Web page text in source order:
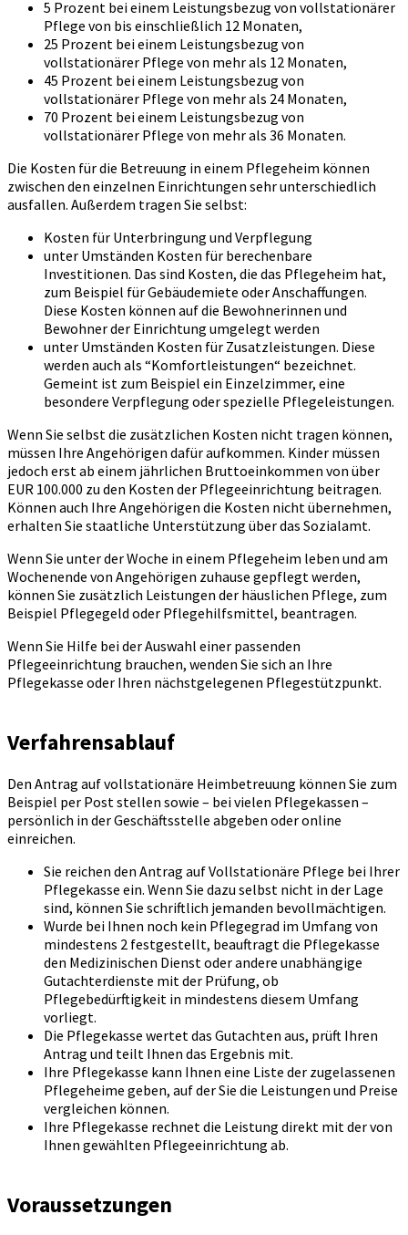
5 Prozent bei einem Leistungsbezug von vollstationärer
Pflege von bis einschließlich 12 Monaten,
25 Prozent bei einem Leistungsbezug von
vollstationärer Pflege von mehr als 12 Monaten,
45 Prozent bei einem Leistungsbezug von
vollstationärer Pflege von mehr als 24 Monaten,
70 Prozent bei einem Leistungsbezug von
vollstationärer Pflege von mehr als 36 Monaten.
Die Kosten für die Betreuung in einem Pflegeheim können
zwischen den einzelnen Einrichtungen sehr unterschiedlich
ausfallen. Außerdem tragen Sie selbst:
Kosten für Unterbringung und Verpflegung
unter Umständen Kosten für berechenbare
Investitionen. Das sind Kosten, die das Pflegeheim hat,
zum Beispiel für Gebäudemiete oder Anschaffungen.
Diese Kosten können auf die Bewohnerinnen und
Bewohner der Einrichtung umgelegt werden
unter Umständen Kosten für Zusatzleistungen. Diese
werden auch als “Komfortleistungen“ bezeichnet.
Gemeint ist zum Beispiel ein Einzelzimmer, eine
besondere Verpflegung oder spezielle Pflegeleistungen.
Wenn Sie selbst die zusätzlichen Kosten nicht tragen können,
müssen Ihre Angehörigen dafür aufkommen. Kinder müssen
jedoch erst ab einem jährlichen Bruttoeinkommen von über
EUR 100.000 zu den Kosten der Pflegeeinrichtung beitragen.
Können auch Ihre Angehörigen die Kosten nicht übernehmen,
erhalten Sie staatliche Unterstützung über das Sozialamt.
Wenn Sie unter der Woche in einem Pflegeheim leben und am
Wochenende von Angehörigen zuhause gepflegt werden,
können Sie zusätzlich Leistungen der häuslichen Pflege, zum
Beispiel Pflegegeld oder Pflegehilfsmittel, beantragen.
Wenn Sie Hilfe bei der Auswahl einer passenden
Pflegeeinrichtung brauchen, wenden Sie sich an Ihre
Pflegekasse oder Ihren nächstgelegenen Pflegestützpunkt.
Verfahrensablauf
Den Antrag auf vollstationäre Heimbetreuung können Sie zum
Beispiel per Post stellen sowie – bei vielen Pflegekassen –
persönlich in der Geschäftsstelle abgeben oder online
einreichen.
Sie reichen den Antrag auf Vollstationäre Pflege bei Ihrer
Pflegekasse ein. Wenn Sie dazu selbst nicht in der Lage
sind, können Sie schriftlich jemanden bevollmächtigen.
Wurde bei Ihnen noch kein Pflegegrad im Umfang von
mindestens 2 festgestellt, beauftragt die Pflegekasse
den Medizinischen Dienst oder andere unabhängige
Gutachterdienste mit der Prüfung, ob
Pflegebedürftigkeit in mindestens diesem Umfang
vorliegt.
Die Pflegekasse wertet das Gutachten aus, prüft Ihren
Antrag und teilt Ihnen das Ergebnis mit.
Ihre Pflegekasse kann Ihnen eine Liste der zugelassenen
Pflegeheime geben, auf der Sie die Leistungen und Preise
vergleichen können.
Ihre Pflegekasse rechnet die Leistung direkt mit der von
Ihnen gewählten Pflegeeinrichtung ab.
Voraussetzungen